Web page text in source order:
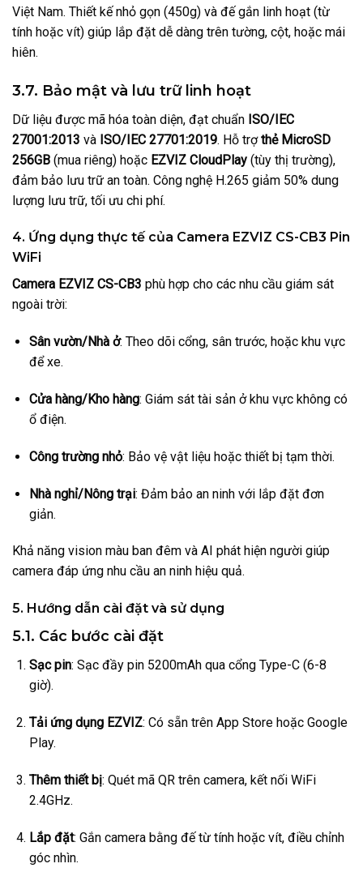
Việt Nam. Thiết kế nhỏ gọn (450g) và đế gắn linh hoạt (từ
tính hoặc vít) giúp lắp đặt dễ dàng trên tường, cột, hoặc mái
hiên.
3.7. Bảo mật và lưu trữ linh hoạt
Dữ liệu được mã hóa toàn diện, đạt chuẩn ISO/IEC
27001:2013 và ISO/IEC 27701:2019. Hỗ trợthẻ MicroSD
256GB (mua riêng) hoặc EZVIZ CloudPlay (tùy thị trường),
đảm bảo lưu trữ an toàn. Công nghệ H.265 giảm 50% dung
lượng lưu trữ, tối ưu chi phí.
4. Ứng dụng thực tế của Camera EZVIZ CS-CB3 Pin
WiFi
Camera EZVIZ CS-CB3 phù hợp cho các nhu cầu giám sát
ngoài trời:
Sân vườn/Nhà ở: Theo dõi cổng, sân trước, hoặc khu vực
để xe.
Cửa hàng/Kho hàng: Giám sát tài sản ở khu vực không có
ổ điện.
Công trường nhỏ: Bảo vệ vật liệu hoặc thiết bị tạm thời.
Nhà nghỉ/Nông trại: Đảm bảo an ninh với lắp đặt đơn
giản.
Khả năng vision màu ban đêm và AI phát hiện người giúp
camera đáp ứng nhu cầu an ninh hiệu quả.
5. Hướng dẫn cài đặt và sử dụng
5.1. Các bước cài đặt
Sạc pin: Sạc đầy pin 5200mAh qua cổng Type-C (6-8
giờ).
Tải ứng dụng EZVIZ: Có sẵn trên App Store hoặc Google
Play.
Thêm thiết bị: Quét mã QR trên camera, kết nối WiFi
2.4GHz.
Lắp đặt: Gắn camera bằng đế từ tính hoặc vít, điều chỉnh
góc nhìn.